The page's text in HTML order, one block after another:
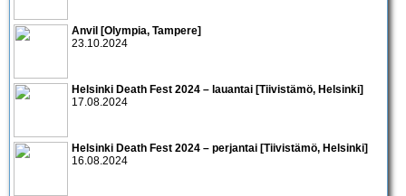
Anvil [Olympia, Tampere]
23.10.2024
Helsinki Death Fest 2024 – lauantai [Tiivistämö, Helsinki]
17.08.2024
Helsinki Death Fest 2024 – perjantai [Tiivistämö, Helsinki]
16.08.2024